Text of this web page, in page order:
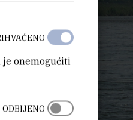
onemogućiti
ODBIJENO